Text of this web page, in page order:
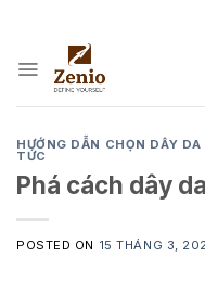
content
HƯỚNG DẪN CHỌN DÂY
TỨC
Phá cách dây
POSTED ON 15 THÁNG 3,